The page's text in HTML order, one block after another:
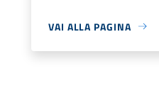
VAI ALLA PAGINA